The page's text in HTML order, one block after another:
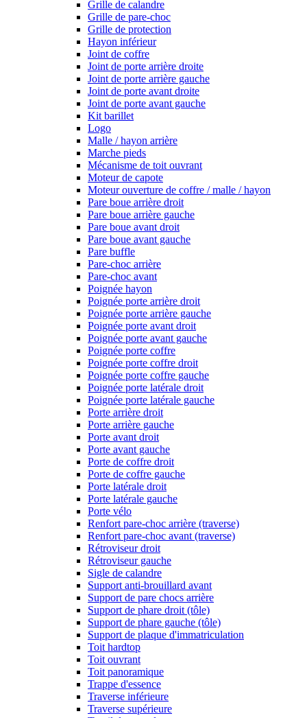
Grille de calandre
Grille de pare-choc
Grille de protection
Hayon inférieur
Joint de coffre
Joint de porte arrière droite
Joint de porte arrière gauche
Joint de porte avant droite
Joint de porte avant gauche
Kit barillet
Logo
Malle / hayon arrière
Marche pieds
Mécanisme de toit ouvrant
Moteur de capote
Moteur ouverture de coffre / malle / hayon
Pare boue arrière droit
Pare boue arrière gauche
Pare boue avant droit
Pare boue avant gauche
Pare buffle
Pare-choc arrière
Pare-choc avant
Poignée hayon
Poignée porte arrière droit
Poignée porte arrière gauche
Poignée porte avant droit
Poignée porte avant gauche
Poignée porte coffre
Poignée porte coffre droit
Poignée porte coffre gauche
Poignée porte latérale droit
Poignée porte latérale gauche
Porte arrière droit
Porte arrière gauche
Porte avant droit
Porte avant gauche
Porte de coffre droit
Porte de coffre gauche
Porte latérale droit
Porte latérale gauche
Porte vélo
Renfort pare-choc arrière (traverse)
Renfort pare-choc avant (traverse)
Rétroviseur droit
Rétroviseur gauche
Sigle de calandre
Support anti-brouillard avant
Support de pare chocs arrière
Support de phare droit (tôle)
Support de phare gauche (tôle)
Support de plaque d'immatriculation
Toit hardtop
Toit ouvrant
Toit panoramique
Trappe d'essence
Traverse inférieure
Traverse supérieure